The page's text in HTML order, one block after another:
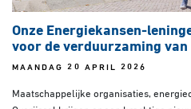
Onze Energiekansen-
voor de verduurzaming van
MAANDAG 20 APRIL 2026
Maatschappelijke organisaties,